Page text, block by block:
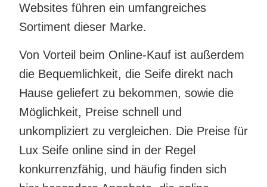
Websites führen ein umfangreiches
Sortiment dieser Marke.
Von Vorteil beim Online-Kauf ist außerdem
die Bequemlichkeit, die Seife direkt nach
Hause geliefert zu bekommen, sowie die
Möglichkeit, Preise schnell und
unkompliziert zu vergleichen. Die Preise für
Lux Seife online sind in der Regel
konkurrenzfähig, und häufig finden sich